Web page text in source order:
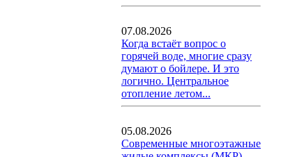
07.08.2026
Когда встаёт вопрос о
горячей воде, многие сразу
думают о бойлере. И это
логично. Центральное
отопление летом...
05.08.2026
Современные многоэтажные